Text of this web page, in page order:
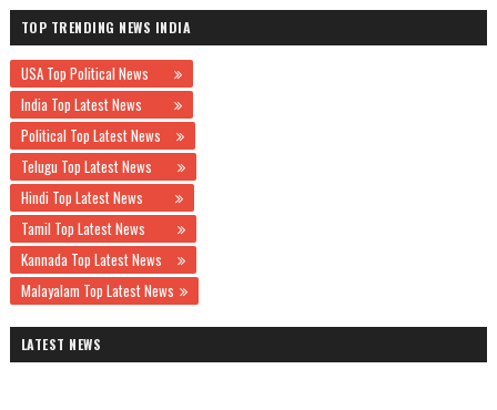
TOP TRENDING NEWS INDIA
USA Top Political News
India Top Latest News
Political Top Latest News
Telugu Top Latest News
Hindi Top Latest News
Tamil Top Latest News
Kannada Top Latest News
Malayalam Top Latest News
LATEST NEWS